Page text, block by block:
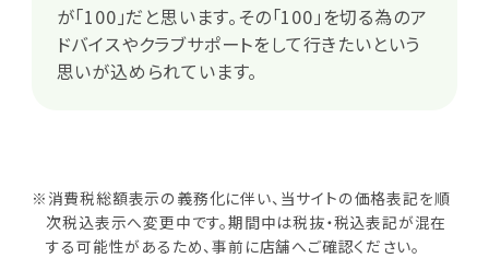
が「100」だと思います。その「100」を切る為のア
ドバイスやクラブサポートをして行きたいという
思いが込められています。
※消費税総額表示の義務化に伴い、当サイトの価格表記を順
次税込表示へ変更中です。期間中は税抜・税込表記が混在
する可能性があるため、事前に店舗へご確認ください。